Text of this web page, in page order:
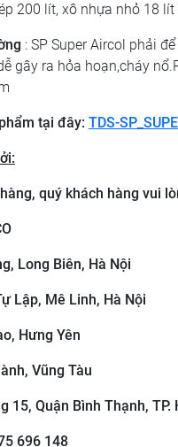
200 lít, xô nhựa nhỏ 18 lít
: SP Super Aircol phải
gây ra hỏa hoạn,cháy
tại đây: TDS-
quý khách hàng vui
Long Biên, Hà Nội
Lập, Mê Linh, Hà Nội
Hưng Yên
Vũng Tàu
15, Quận Bình Thạnh, TP.
696 148